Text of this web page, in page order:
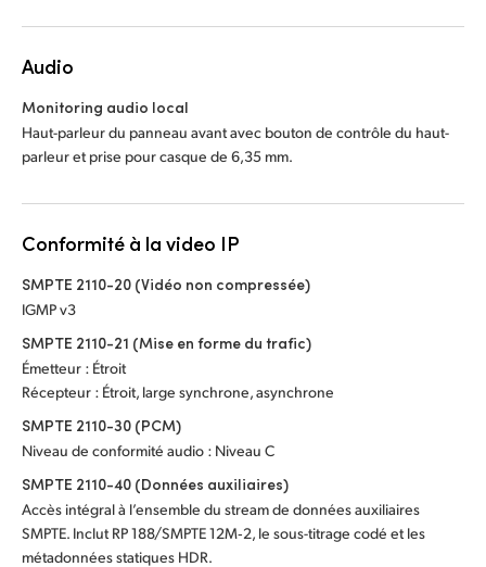
Audio
Monitoring audio local
Haut-parleur du panneau avant avec bouton de contrôle du haut-
parleur et prise pour casque de 6,35 mm.
Conformité à la video IP
SMPTE 2110-20 (Vidéo non compressée)
IGMP v3
SMPTE 2110-21 (Mise en forme du trafic)
Émetteur : Étroit
Récepteur : Étroit, large synchrone, asynchrone
SMPTE 2110-30 (PCM)
Niveau de conformité audio : Niveau C
SMPTE 2110-40 (Données auxiliaires)
Accès intégral à l’ensemble du stream de données auxiliaires
SMPTE. Inclut RP 188/SMPTE 12M‑2, le sous-titrage codé et les
métadonnées statiques HDR.